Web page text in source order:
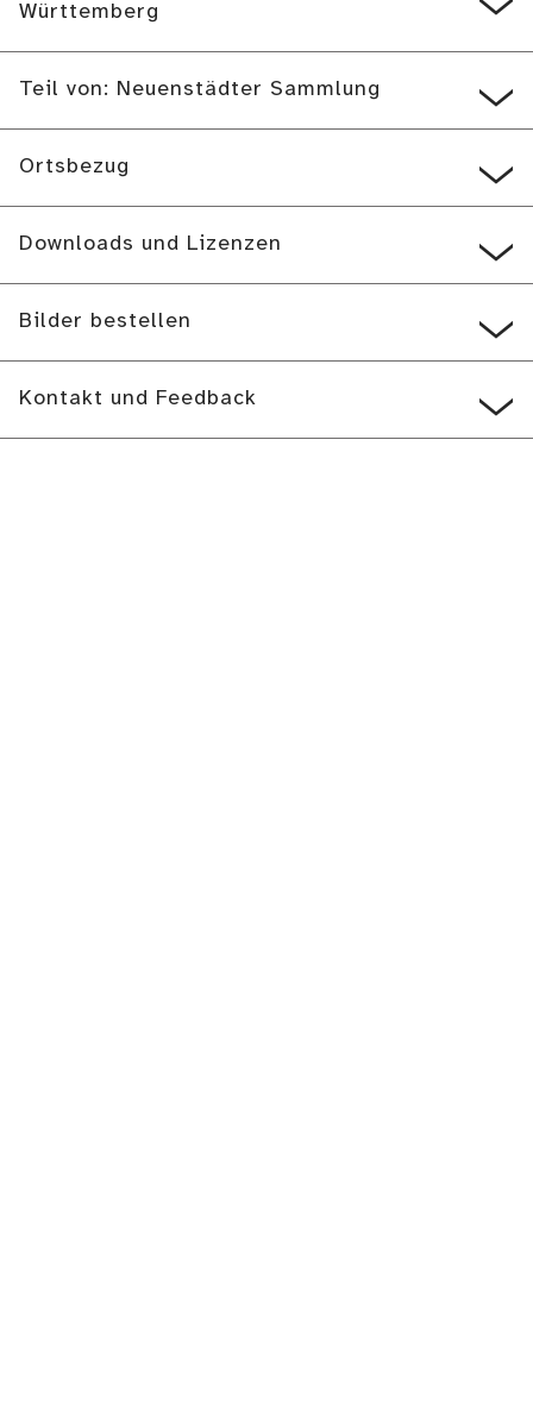
Württemberg
Teil von: Neuenstädter Sammlung
Ortsbezug
Downloads und Lizenzen
Bilder bestellen
Kontakt und Feedback